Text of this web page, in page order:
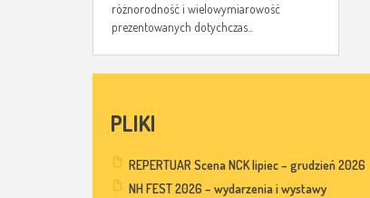
różnorodność i wielowymiarowość
prezentowanych dotychczas...
PLIKI
REPERTUAR Scena NCK lipiec – grudzień 2026
NH FEST 2026 – wydarzenia i wystawy